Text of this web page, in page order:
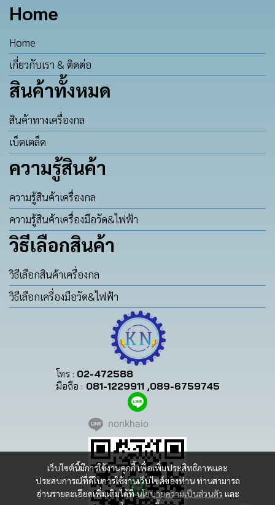
เว็บไซต์นี้มีการใช้งานคุกกี้ เพื่อเพิ่มประสิทธิภาพและ
ประสบการณ์ที่ดีในการใช้งานเว็บไซต์ของท่าน ท่านสามารถ
อ่านรายละเอียดเพิ่มเติมได้ที่นโยบายความเป็นส่วนตัว และ
Home
Home
เกี่ยวกับเรา & ติดต่อ
สินค้าทั้งหมด
สินค้าทางเครื่องกล
เบ็ดเตล็ด
ความรู้สินค้า
ความรู้สินค้าเครื่องกล
ความรู้สินค้าเครื่องมือวัด&ไฟฟ้า
วิธีเลือกสินค้า
วิธีเลือกสินค้าเครื่องกล
วิธีเลือกเครื่องมือวัด&ไฟฟ้า
โทร : 02-472588
มือถือ : 081-1229911 ,089-6759745
nonkhaio